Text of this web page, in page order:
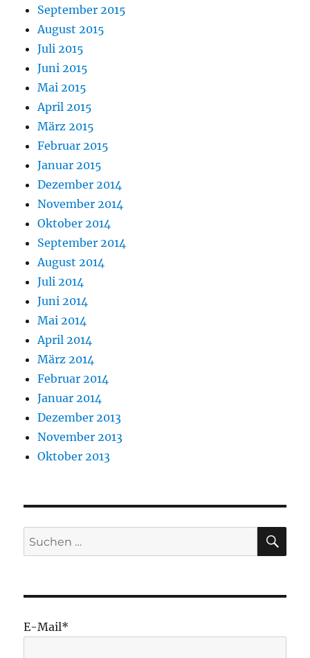
September 2015
August 2015
Juli 2015
Juni 2015
Mai 2015
April 2015
März 2015
Februar 2015
Januar 2015
Dezember 2014
November 2014
Oktober 2014
September 2014
August 2014
Juli 2014
Juni 2014
Mai 2014
April 2014
März 2014
Februar 2014
Januar 2014
Dezember 2013
November 2013
Oktober 2013
Suchen
nach:
E-Mail*